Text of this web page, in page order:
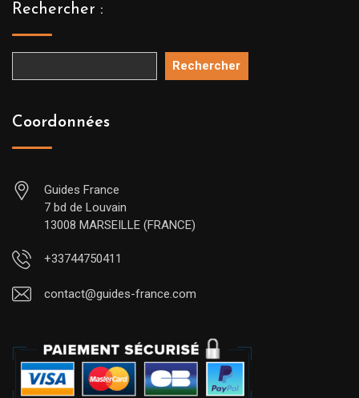
Rechercher :
Rechercher
Coordonnées
Guides France
7 bd de Louvain
13008 MARSEILLE (FRANCE)
+33744750411
contact@guides-france.com